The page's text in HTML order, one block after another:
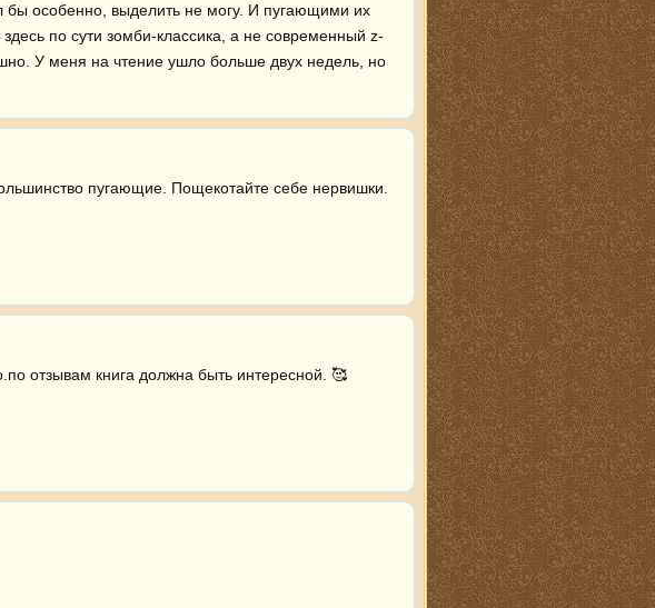
бы особенно, выделить не могу. И пугающими их
по сути зомби-классика, а не современный z-
У меня на чтение ушло больше двух недель, но
пугающие. Пощекотайте себе нервишки.
отзывам книга должна быть интересной. 🥰